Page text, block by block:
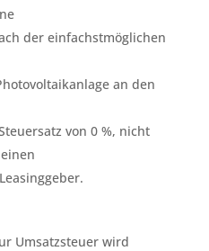
der einfachstmöglichen
an den
von 0 %, nicht
Umsatzsteuer wird